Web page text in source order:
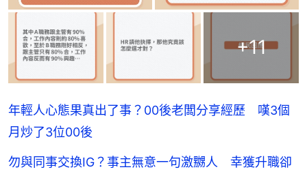
+11
年輕人心態果真出了事？00後老闆分享經歷 嘆3個
月炒了3位00後
勿與同事交換IG？事主無意一句激嬲人 幸獲升職卻